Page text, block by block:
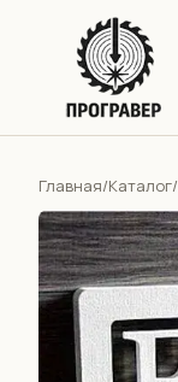
Главная/Каталог/